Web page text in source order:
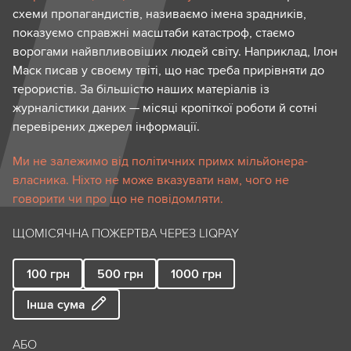
схеми пропагандистів, називаємо імена зрадників,
показуємо справжні масштаби катастроф, стаємо
ворогами найвпливовіших людей світу. Наприклад, Ілон
Маск писав у своєму твіті, що нас треба прирівняти до
терористів. За більшістю наших матеріалів із
журналістики даних — місяці кропіткої роботи й сотні
перевірених джерел інформації.
Ми не залежимо від політичних примх мільйонера-
власника. Ніхто не може вказувати нам, чого не
говорити чи про що не повідомляти.
ЩОМІСЯЧНА ПОЖЕРТВА ЧЕРЕЗ LIQPAY
100 грн 500 грн 1000 грн
Інша сума
АБО